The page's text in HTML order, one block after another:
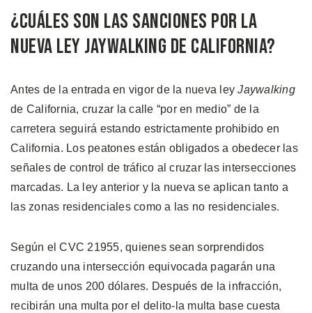
¿Cuáles son las Sanciones por la
Nueva Ley Jaywalking de California?
Antes de la entrada en vigor de la nueva leyJaywalking
de California, cruzar la calle “por en medio” de la
carretera seguirá estando estrictamente prohibido en
California. Los peatones están obligados a obedecer las
señales de control de tráfico al cruzar las intersecciones
marcadas. La ley anterior y la nueva se aplican tanto a
las zonas residenciales como a las no residenciales.
Según el CVC 21955, quienes sean sorprendidos
cruzando una intersección equivocada pagarán una
multa de unos 200 dólares. Después de la infracción,
recibirán una multa por el delito-la multa base cuesta